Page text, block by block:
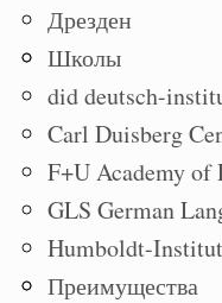
Дрезден
Школы
did deutsch-
Carl Duisberg
F+U Academy of
GLS German
Humboldt-Institut
Преимущества